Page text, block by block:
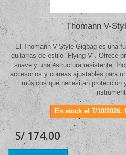
Thomann V-
El Thomann V-Style Gigbag es una
guitarras de estilo "Flying V". Ofrece
suave y una estructura resistente.
accesorios y correas ajustables para
músicos que necesitan protección
En stock el 7/10/2026.
S/ 174.00